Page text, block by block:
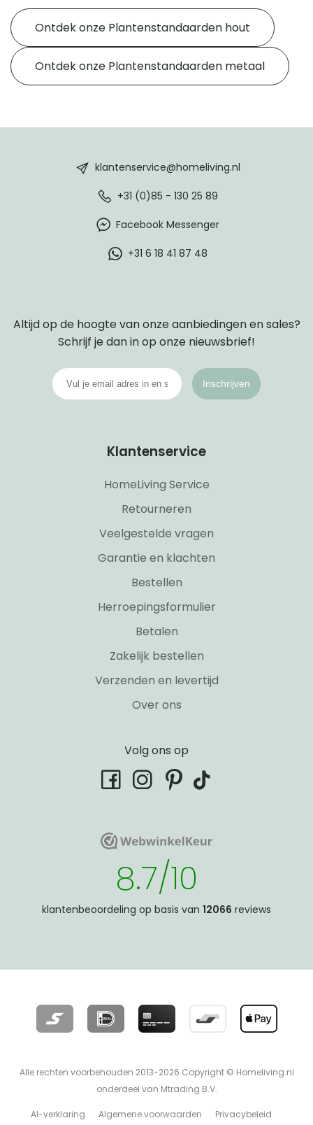
Ontdek onze Plantenstandaarden hout
Ontdek onze Plantenstandaarden metaal
klantenservice@homeliving.nl
+31 (0)85 - 130 25 89
Facebook Messenger
+31 6 18 41 87 48
Altijd op de hoogte van onze aanbiedingen en sales?
Schrijf je dan in op onze nieuwsbrief!
Inschrijven
Klantenservice
HomeLiving Service
Retourneren
Veelgestelde vragen
Garantie en klachten
Bestellen
Herroepingsformulier
Betalen
Zakelijk bestellen
Verzenden en levertijd
Over ons
Volg ons op
facebookinstagram
pinterest
tiktok
WebwinkelKeurWebwinkelKeur
8.7/10
klantenbeoordeling op basis van 12066 reviews
Alle rechten voorbehouden 2013-2026 Copyright © Homeliving.nl
onderdeel van Mtrading B.V.
AI-verklaring Algemene voorwaarden Privacybeleid